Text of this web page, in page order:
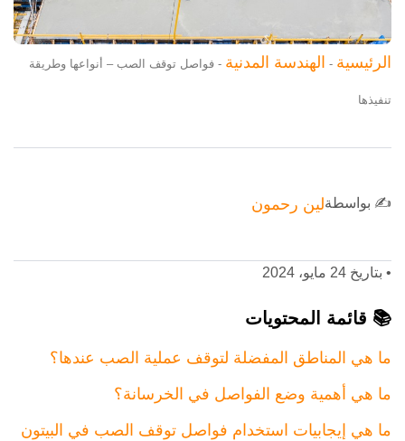
الرئيسية - الهندسة المدنية - فواصل توقف الصب – أنواعها وطريقة
تنفيذها
✍️ بواسطةلين رحمون
• بتاريخ 24 مايو، 2024
📚 قائمة المحتويات
ما هي المناطق المفضلة لتوقف عملية الصب عندها؟
ما هي أهمية وضع الفواصل في الخرسانة؟
ما هي إيجابيات استخدام فواصل توقف الصب في البيتون